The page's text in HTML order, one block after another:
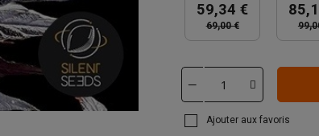
59,34 €
69,00 €
Ajouter aux favoris